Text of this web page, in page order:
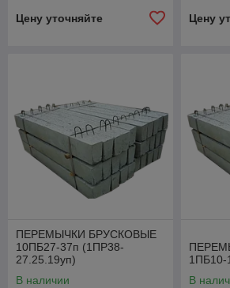
Цену уточняйте Цену
ПЕРЕМЫЧКИ БРУСКОВЫЕ
10ПБ27-37п (1ПР38-
27.25.19уп)
В наличии
1ПБ10-
В